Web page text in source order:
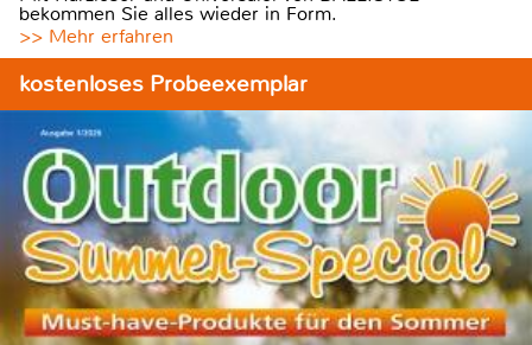
bekommen Sie alles wieder in Form.
>> Mehr erfahren
kostenloses Probeexemplar